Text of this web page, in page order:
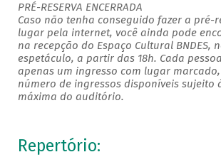
PRÉ-RESERVA ENCERRADA
Caso não tenha conseguido fazer a pré-
lugar pela internet, você ainda pode
na recepção do Espaço Cultural BNDES,
espetáculo, a partir das 18h. Cada
apenas um ingresso com lugar
número de ingressos disponíveis sujeito
máxima do auditório.
Repertório: